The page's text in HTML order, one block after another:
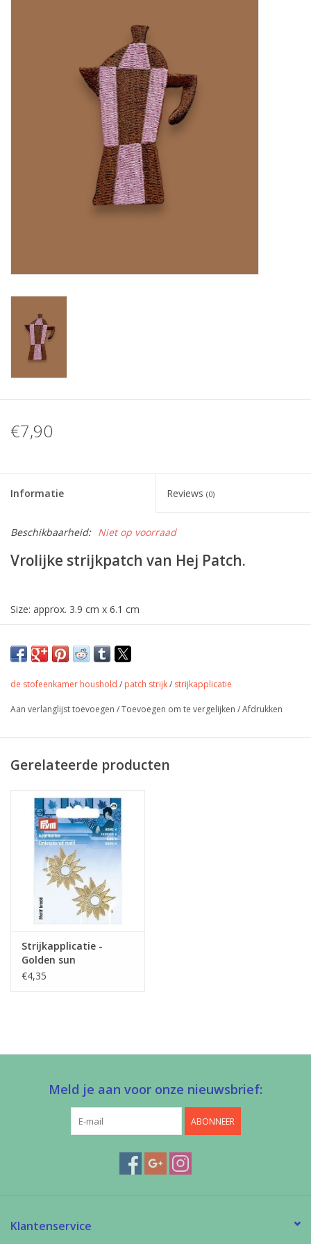
Studio Olive inspireert....
€7,90
Informatie Reviews (0)
Beschikbaarheid: Niet op voorraad
Vrolijke strijkpatch van Hej Patch.
Size: approx. 3.9 cm x 6.1 cm
de stofeenkamer houshold / patch strijk/ strijkapplicatie
Aan verlanglijst toevoegen /Toevoegen om te vergelijken /Afdrukken
Gerelateerde producten
Strijkapplicatie -
Golden sun
€4,35
Meld je aan voor onze nieuwsbrief:
ABONNEER
Klantenservice